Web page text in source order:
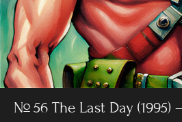
№ 56 The Last Day (1995)